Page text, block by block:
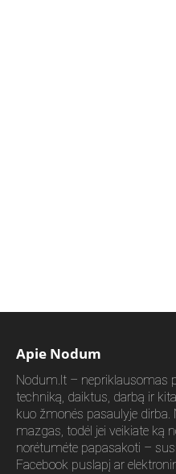
Apie Nodum
Nodum.lt – nepriklausomas
techniką, daiktus, darbą ir
kuo žmonės pasaulyje
mazgas, todėl jei veikiate ką
norėtumėte papasakoti –
Facebook puslapį ar